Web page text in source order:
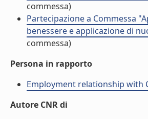
commessa)
Partecipazione a Commessa
benessere e applicazione di
commessa)
Persona in rapporto
Employment relationship with
Autore CNR di